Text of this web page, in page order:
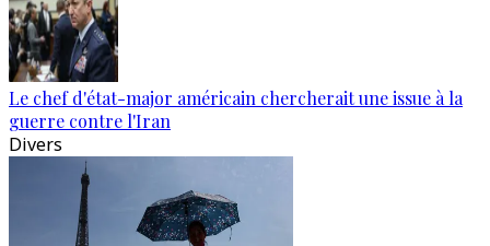
Le chef d'état-major américain chercherait une issue à la
guerre contre l'Iran
Divers